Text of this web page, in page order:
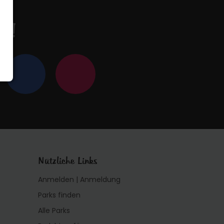
Nützliche Links
Anmelden | Anmeldung
Parks finden
Alle Parks